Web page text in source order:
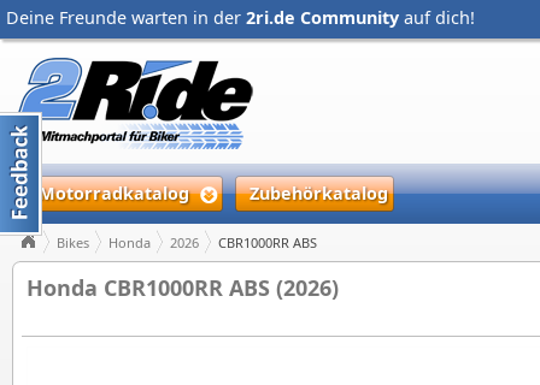
Deine Freunde warten in der 2ri.de Community auf dich!
Motorradkatalog Zubehörkatalog
Bikes Honda 2026 CBR1000RR ABS
Honda CBR1000RR ABS (2026)